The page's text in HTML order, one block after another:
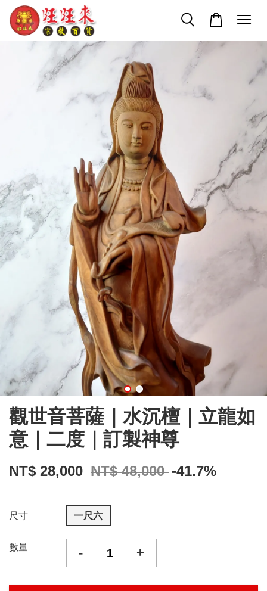
觀世音菩薩｜水沉檀｜立龍如
意｜二度｜訂製神尊
NT$ 28,000 NT$ 48,000 -41.7%
尺寸 一尺六
數量 - +